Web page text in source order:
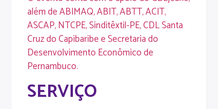
além de ABIMAQ, ABIT, ABTT, ACIT,
ASCAP, NTCPE, Sinditêxtil-PE, CDL Santa
Cruz do Capibaribe e Secretaria do
Desenvolvimento Econômico de
Pernambuco.
SERVIÇO